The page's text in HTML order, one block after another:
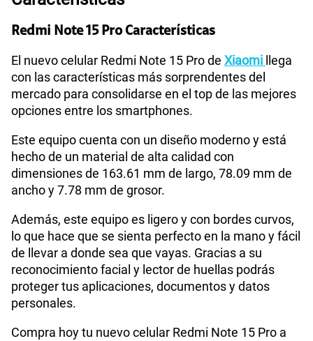
Ver menos planes
Tecnología de Pantalla
Sistema operativo Android 15
Procesador
Tamaño de Pantalla
WiFI Si
Peso 210 gr
Bluetooth
Redmi Note 15 Pro Características
El nuevo celular Redmi Note 15 Pro de Xiaomi llega
con las características más sorprendentes del
mercado para consolidarse en el top de las mejores
opciones entre los smartphones.
Este equipo cuenta con un diseño moderno y está
hecho de un material de alta calidad con
dimensiones de 163.61 mm de largo, 78.09 mm de
ancho y 7.78 mm de grosor.
Además, este equipo es ligero y con bordes curvos,
lo que hace que se sienta perfecto en la mano y fácil
de llevar a donde sea que vayas. Gracias a su
reconocimiento facial y lector de huellas podrás
proteger tus aplicaciones, documentos y datos
personales.
Compra hoy tu nuevo celular Redmi Note 15 Pro a